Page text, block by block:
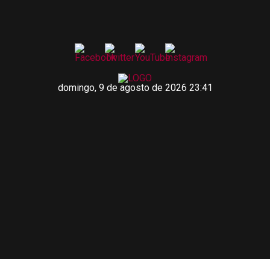
domingo, 9 de agosto de 2026 23:41